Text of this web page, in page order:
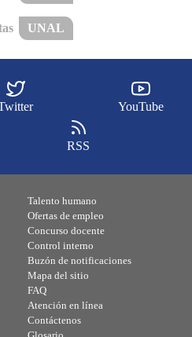
UNAL
YouTube
RSS
Talento humano
Ofertas de empleo
Concurso docente
Control interno
Buzón de notificaciones
Mapa del sitio
FAQ
Atención en línea
Contáctenos